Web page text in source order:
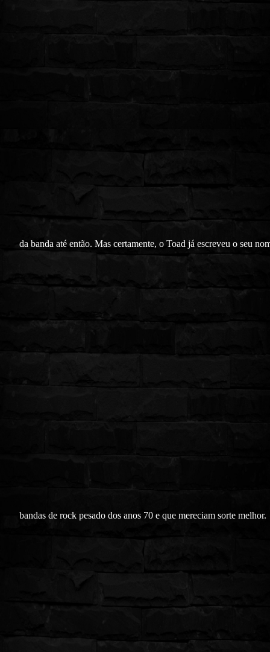
da banda até então. Mas certamente, o Toad já escreveu o seu
bandas de rock pesado dos anos 70 e que mereciam sorte melhor.